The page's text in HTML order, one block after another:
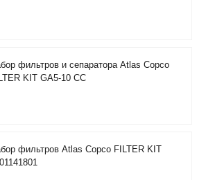
фильтров и сепаратора Atlas Copco
KIT GA5-10 CC
фильтров Atlas Copco FILTER KIT